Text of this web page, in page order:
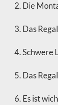
2. Die
3. Das
4. Schwere
5. Das
6. Es ist